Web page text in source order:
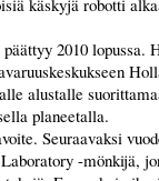
käskyjä robotti
2010 lopussa.
alustalle
planeetalla.
Seuraavaksi
-mönkijä,